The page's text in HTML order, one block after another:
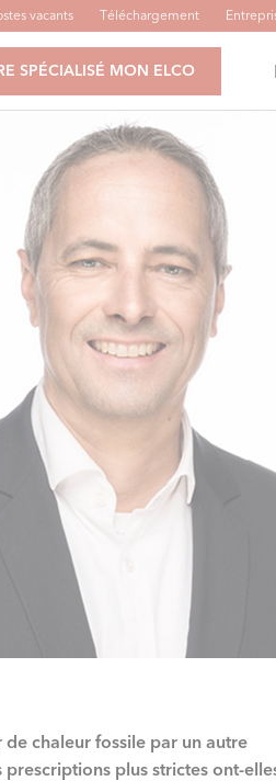
vacants Téléchargement
SPÉCIALISÉ MON ELCO
chaleur fossile par un autre
plus strictes ont-